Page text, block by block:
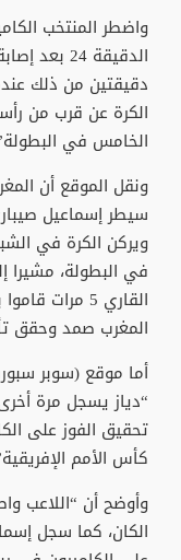
واضطر المنتخب
الدقيقة
دقيقتين من ذلك
الكرة عن قرب من
الخامس في
سيطر إسماعيل
ويركن الكرة في
في البطولة، مشيرا
القاري 5
المغرب صمد وحقق
أما موقع (سوبر
“دياز يسجل مرة
تحقيق الفوز على
كأس الأمم
وأوضح أن “اللاعب
الكان، كما سجل